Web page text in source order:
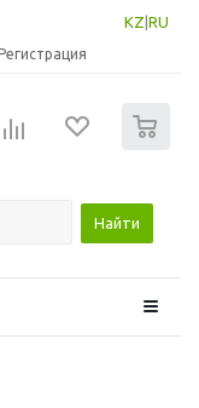
KZ RU
Найти